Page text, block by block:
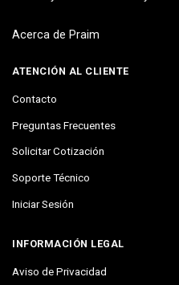
Acerca de Praim
ATENCIÓN AL CLIENTE
Contacto
Preguntas Frecuentes
Solicitar Cotización
Soporte Técnico
Iniciar Sesión
INFORMACIÓN LEGAL
Aviso de Privacidad